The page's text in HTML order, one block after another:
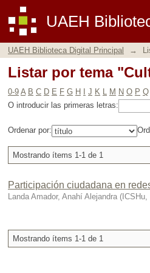
UAEH
Listar por tema
UAEH Biblioteca Digital Principal →
Listar por tema
0-9 A B C D E F G H J K L M N O P Q
O introducir las primeras letras:
Ordenar por:
Mostrando ítems 1-1 de 1
Participación ciudadana en
Landa Amador, Anahí Alejandra ( ICSHu,
Mostrando ítems 1-1 de 1